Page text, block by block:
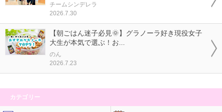
チームシンデレラ
2026.7.30
【朝ごはん迷子必見🌞】グラノーラ好き現役女子
大生が本気で選ぶ！お...
のん
2026.7.23
カテゴリー